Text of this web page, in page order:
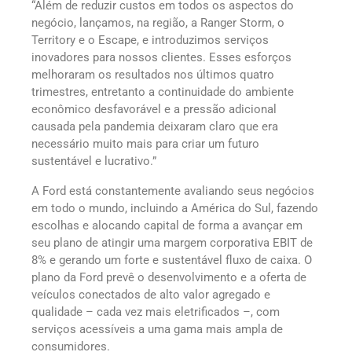
“Além de reduzir custos em todos os aspectos do
negócio, lançamos, na região, a Ranger Storm, o
Territory e o Escape, e introduzimos serviços
inovadores para nossos clientes. Esses esforços
melhoraram os resultados nos últimos quatro
trimestres, entretanto a continuidade do ambiente
econômico desfavorável e a pressão adicional
causada pela pandemia deixaram claro que era
necessário muito mais para criar um futuro
sustentável e lucrativo.”
A Ford está constantemente avaliando seus negócios
em todo o mundo, incluindo a América do Sul, fazendo
escolhas e alocando capital de forma a avançar em
seu plano de atingir uma margem corporativa EBIT de
8% e gerando um forte e sustentável fluxo de caixa. O
plano da Ford prevê o desenvolvimento e a oferta de
veículos conectados de alto valor agregado e
qualidade – cada vez mais eletrificados –, com
serviços acessíveis a uma gama mais ampla de
consumidores.